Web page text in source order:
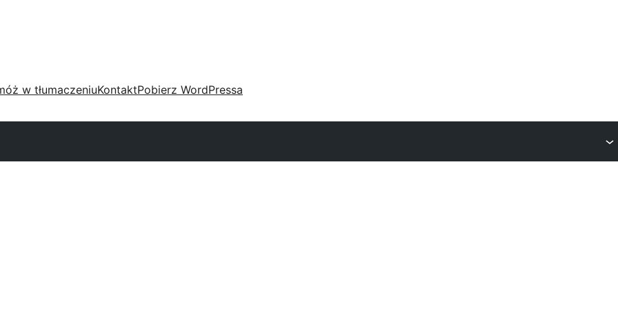
w tłumaczeniuKontaktPobierz WordPressa